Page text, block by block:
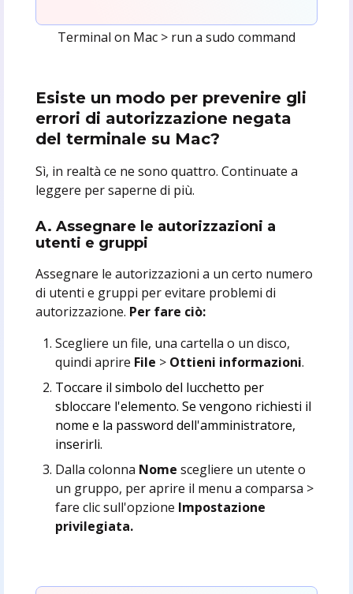
Terminal on Mac > run a sudo command
Esiste un modo per prevenire gli
errori di autorizzazione negata
del terminale su Mac?
Sì, in realtà ce ne sono quattro. Continuate a
leggere per saperne di più.
A. Assegnare le autorizzazioni a
utenti e gruppi
Assegnare le autorizzazioni a un certo numero
di utenti e gruppi per evitare problemi di
autorizzazione. Per fare ciò:
Scegliere un file, una cartella o un disco,
quindi aprire File > Ottieni informazioni.
Toccare il simbolo del lucchetto per
sbloccare l'elemento. Se vengono richiesti il
nome e la password dell'amministratore,
inserirli.
Dalla colonna Nomescegliere un utente o
un gruppo, per aprire il menu a comparsa >
fare clic sull'opzione Impostazione
privilegiata.